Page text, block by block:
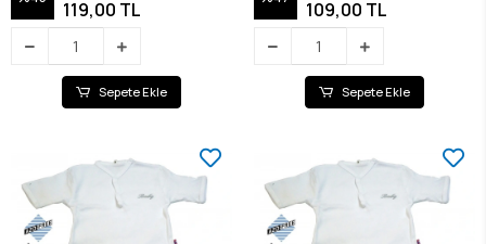
119,00 TL
Sepete Ekle
109,00 TL
Sepete Ekle